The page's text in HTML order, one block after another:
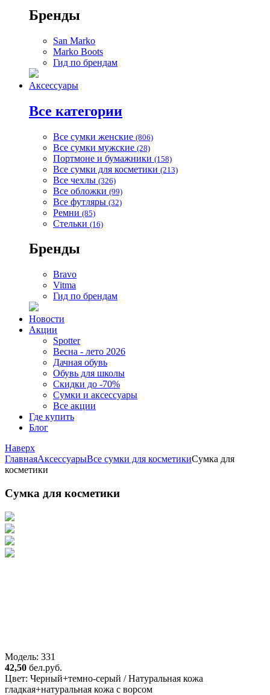
Бренды
San Marko
Marko Boots
Гид по брендам
Аксессуары
Все категории
Все сумки женские (806)
Все сумки мужские (28)
Портмоне и бумажники (158)
Все сумки для косметики (213)
Все чехлы (326)
Все обложки (99)
Все футляры (32)
Ремни (85)
Стельки (16)
Бренды
Bravo
Vitma
Гид по брендам
Новости
Акции
Spotter
Весна - лето 2026
Дачная обувь
Обувь для школы
Скидки до -70%
Сумки и аксессуары
Все акции
Где купить
Блог
Наверх
ГлавнаяАксессуарыВсе сумки для косметикиСумка для
косметики
Сумка для косметики
Модель: 331
42,50 бел.руб.
Цвет: Черный+темно-серый / Натуральная кожа
гладкая+натуральная кожа с ворсом